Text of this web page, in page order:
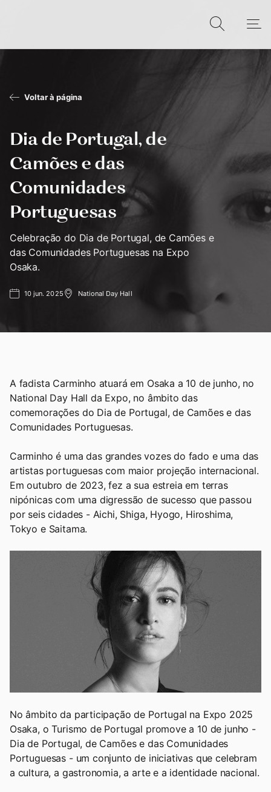
Voltar à página
Dia de Portugal, de
Camões e das
Comunidades
Portuguesas
Celebração do Dia de Portugal, de Camões e
das Comunidades Portuguesas na Expo
Osaka.
10 jun. 2025 National Day Hall
A fadista Carminho atuará em Osaka a 10 de junho, no
National Day Hall da Expo, no âmbito das
comemorações do Dia de Portugal, de Camões e das
Comunidades Portuguesas.
Carminho é uma das grandes vozes do fado e uma das
artistas portuguesas com maior projeção internacional.
Em outubro de 2023, fez a sua estreia em terras
nipónicas com uma digressão de sucesso que passou
por seis cidades - Aichi, Shiga, Hyogo, Hiroshima,
Tokyo e Saitama.
No âmbito da participação de Portugal na Expo 2025
Osaka, o Turismo de Portugal promove a 10 de junho -
Dia de Portugal, de Camões e das Comunidades
Portuguesas - um conjunto de iniciativas que celebram
a cultura, a gastronomia, a arte e a identidade nacional.